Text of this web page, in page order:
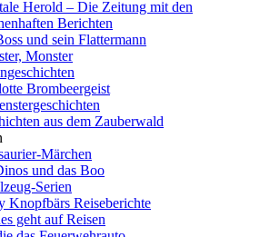
Herold – Die Zeitung mit den
Berichten
und sein Flattermann
Monster
Brombeergeist
aus dem Zauberwald
Märchen
und das Boo
Serien
Knopfbärs Reiseberichte
geht auf Reisen